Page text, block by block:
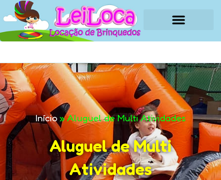
(11) 94024-2200 (11) 94024-2200
Início»Aluguel de Multi Atividades
Aluguel de Multi
Atividades